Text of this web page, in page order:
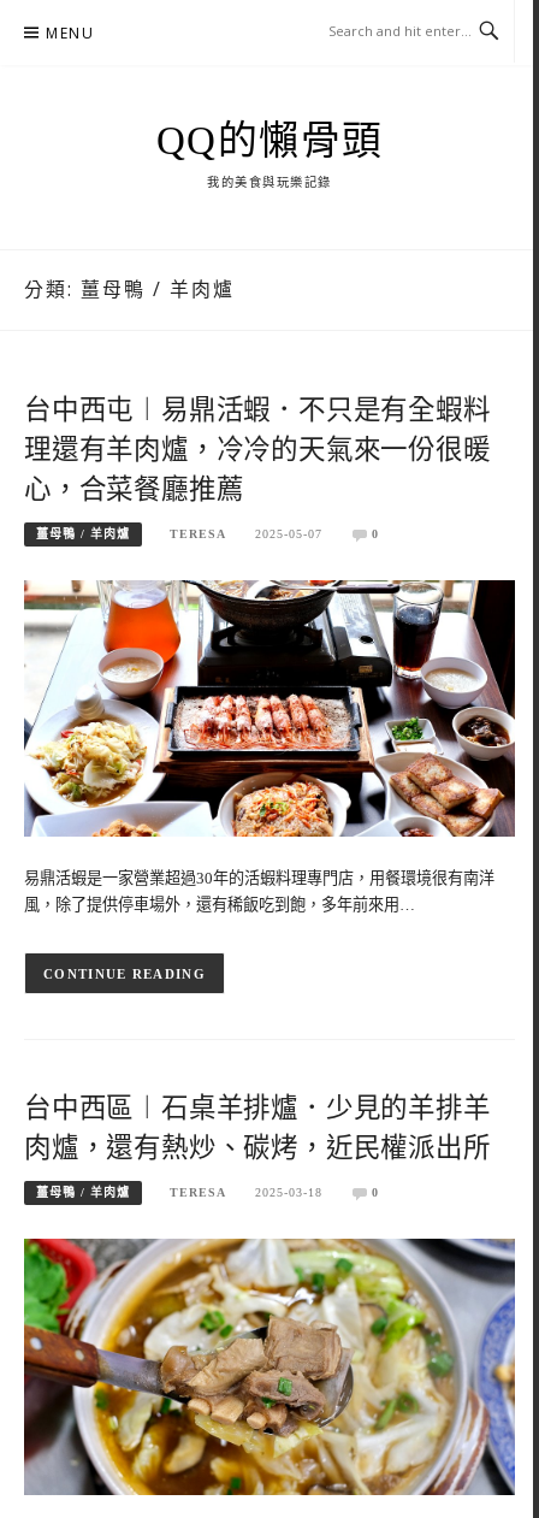
MENU
QQ的懶骨頭
我的美食與玩樂記錄
分類: 薑母鴨 / 羊肉爐
台中西屯︱易鼎活蝦．不只是有全蝦料
理還有羊肉爐，冷冷的天氣來一份很暖
心，合菜餐廳推薦
薑母鴨 / 羊肉爐 TERESA 2025-05-07 0
易鼎活蝦是一家營業超過30年的活蝦料理專門店，用餐環境很有南洋
風，除了提供停車場外，還有稀飯吃到飽，多年前來用…
CONTINUE READING
台中西區︱石桌羊排爐．少見的羊排羊
肉爐，還有熱炒、碳烤，近民權派出所
薑母鴨 / 羊肉爐 TERESA 2025-03-18 0